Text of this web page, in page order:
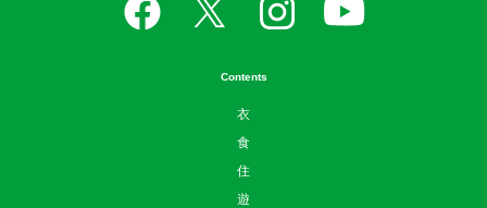
Contents
衣
食
住
遊